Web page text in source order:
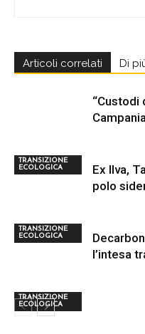
Articoli correlati Di
TRANSIZIONE
ECOLOGICA
“Custodi
TRANSIZIONE
ECOLOGICA
Ex Ilva,
polo
TRANSIZIONE
ECOLOGICA
l’intesa